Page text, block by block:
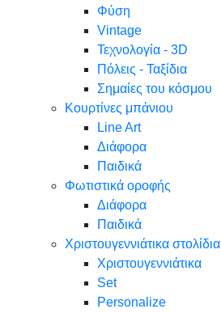
Φύση
Vintage
Τεχνολογία - 3D
Πόλεις - Ταξίδια
Σημαίες του κόσμου
Κουρτίνες μπάνιου
Line Art
Διάφορα
Παιδικά
Φωτιστικά οροφής
Διάφορα
Παιδικά
Χριστουγεννιάτικα στολίδια
Χριστουγεννιάτικα
Set
Personalize